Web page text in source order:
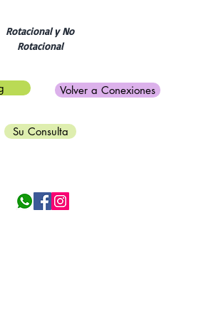
Rotacional y No
Rotacional
Volver a Conexiones
Su Consulta